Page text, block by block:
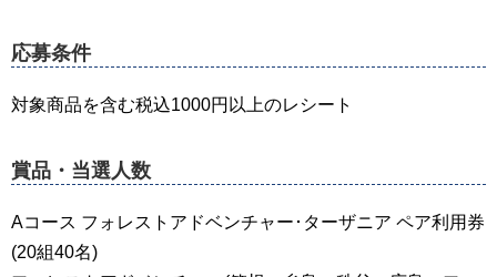
応募条件
対象商品を含む税込1000円以上のレシート
賞品・当選人数
Aコース フォレストアドベンチャー･ターザニア ペア利用券
(20組40名)